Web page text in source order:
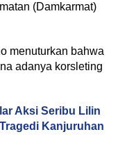
(Damkarmat)
menuturkan bahwa
adanya korsleting
Aksi Seribu Lilin
Kanjuruhan